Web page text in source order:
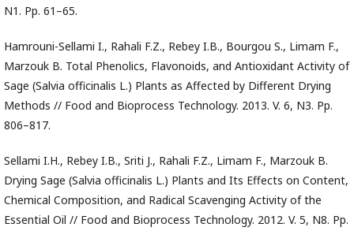
N1. Pp. 61–65.
Hamrouni-Sellami I., Rahali F.Z., Rebey I.B., Bourgou S., Limam F.,
Marzouk B. Total Phenolics, Flavonoids, and Antioxidant Activity of
Sage (Salvia officinalis L.) Plants as Affected by Different Drying
Methods // Food and Bioprocess Technology. 2013. V. 6, N3. Pp.
806–817.
Sellami I.H., Rebey I.B., Sriti J., Rahali F.Z., Limam F., Marzouk B.
Drying Sage (Salvia officinalis L.) Plants and Its Effects on Content,
Chemical Composition, and Radical Scavenging Activity of the
Essential Oil // Food and Bioprocess Technology. 2012. V. 5, N8. Pp.